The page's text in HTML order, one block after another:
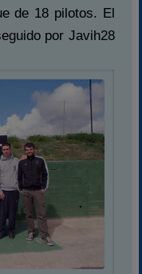
de 18 pilotos. El
por Javih28